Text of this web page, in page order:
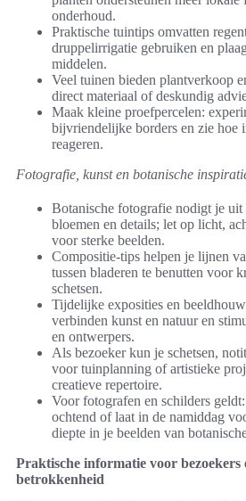
onderhoud.
Praktische tuintips omvatten
druppelirrigatie gebruiken en
middelen.
Veel tuinen bieden plantverkoop
direct materiaal of deskundig
Maak kleine proefpercelen:
bijvriendelijke borders en zie hoe
reageren.
Fotografie, kunst en botanische
Botanische fotografie nodigt je uit
bloemen en details; let op licht,
voor sterke beelden.
Compositie-tips helpen je lijnen
tussen bladeren te benutten voor
schetsen.
Tijdelijke exposities en
verbinden kunst en natuur en
en ontwerpers.
Als bezoeker kun je schetsen,
voor tuinplanning of artistieke
creatieve repertoire.
Voor fotografen en schilders
ochtend of laat in de namiddag
diepte in je beelden van
Praktische informatie voor bezoekers
betrokkenheid